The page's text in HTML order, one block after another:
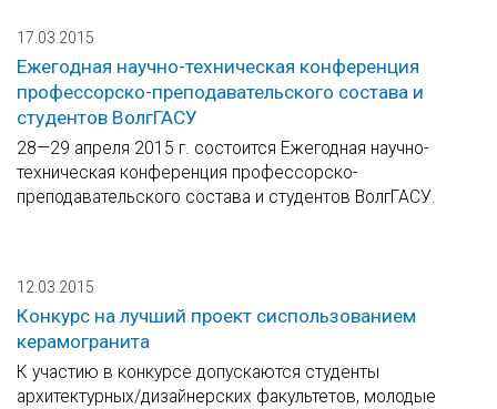
17.03.2015
Ежегодная научно-техническая конференция
профессорско-преподавательского состава и
студентов ВолгГАСУ
28—29 апреля 2015 г. состоится Ежегодная научно-
техническая конференция профессорско-
преподавательского состава и студентов ВолгГАСУ.
12.03.2015
Конкурс на лучший проект сиспользованием
керамогранита
К участию в конкурсе допускаются студенты
архитектурных/дизайнерских факультетов, молодые